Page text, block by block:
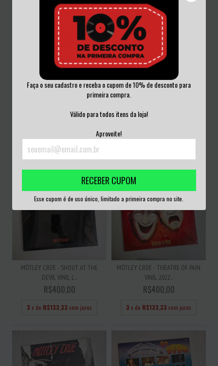
Faça o seu cadastro e receba o cupom de 10% de desconto para
primeira compra.
Válido para todos itens da loja!
Aproveite!
RECEBER CUPOM
Esse cupom é de uso único, limitado a primeira compra no site.
NOVO 2014
TO MOTÖRHEA...
MÖTLEY CRÜE - SHOUT AT THE
DEVIL VINIL L...
R$400,00
3 x de R$133,33 sem juros
MÖTLEY CRÜE - THEATRE OF PAIN
VINIL 2022...
R$400,00
3 x de R$133,33 sem juros